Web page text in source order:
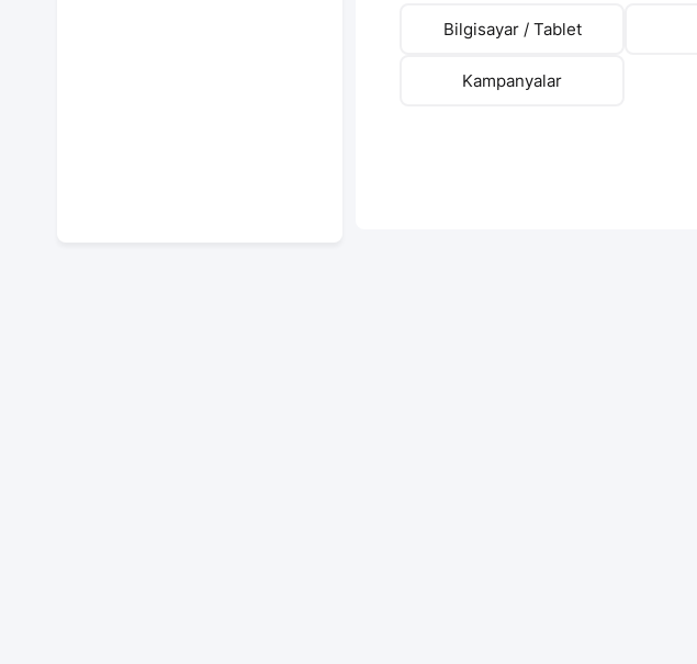
Bilgisayar / Tablet
Kampanyalar